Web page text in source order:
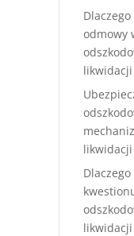
odmowy
likwidacji
likwidacji
likwidacji